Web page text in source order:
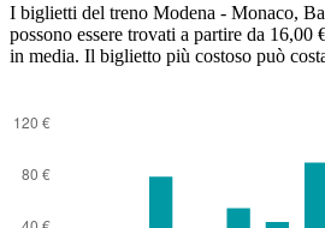
I biglietti del treno Modena - Monaco,
possono essere trovati a partire da 16,00
in media. Il biglietto più costoso può